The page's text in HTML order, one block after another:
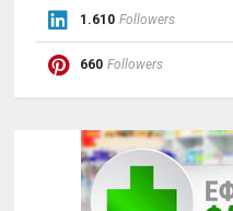
1.610 Followers
660 Followers